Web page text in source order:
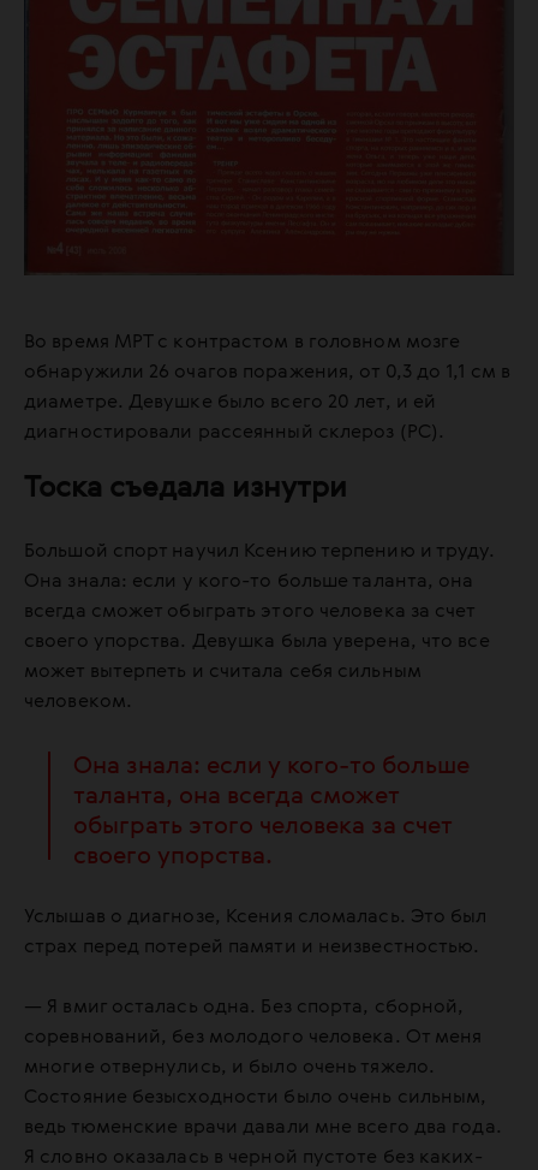
Во время МРТ с контрастом в головном мозге
обнаружили 26 очагов поражения, от 0,3 до 1,1 см в
диаметре. Девушке было всего 20 лет, и ей
диагностировали рассеянный склероз (РС).
Тоска съедала изнутри
Большой спорт научил Ксению терпению и труду.
Она знала: если у кого-то больше таланта, она
всегда сможет обыграть этого человека за счет
своего упорства. Девушка была уверена, что все
может вытерпеть и считала себя сильным
человеком.
Она знала: если у кого-то больше
таланта, она всегда сможет
обыграть этого человека за счет
своего упорства.
Услышав о диагнозе, Ксения сломалась. Это был
страх перед потерей памяти и неизвестностью.
— Я вмиг осталась одна. Без спорта, сборной,
соревнований, без молодого человека. От меня
многие отвернулись, и было очень тяжело.
Состояние безысходности было очень сильным,
ведь тюменские врачи давали мне всего два года.
Я словно оказалась в черной пустоте без каких-